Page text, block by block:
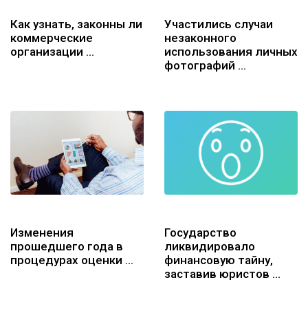
Как узнать, законны ли
коммерческие
организации …
Участились случаи
незаконного
использования личных
фотографий …
Изменения
прошедшего года в
процедурах оценки …
Государство
ликвидировало
финансовую тайну,
заставив юристов …